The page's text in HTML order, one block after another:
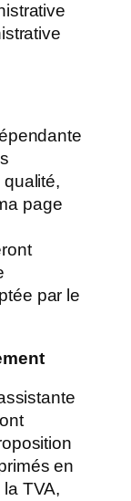
qualité,
page
par le
en
TVA,